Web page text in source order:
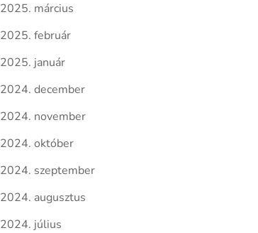
2025. március
2025. február
2025. január
2024. december
2024. november
2024. október
2024. szeptember
2024. augusztus
2024. július